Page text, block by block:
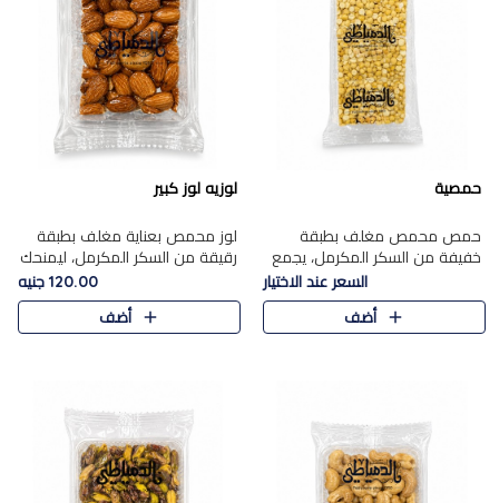
حمصية
حمص محمص مغلف بطبقة
خفيفة من السكر المكرمل، يجمع
بين القرمشة المميزة والطعم
الشرقي الأصيل في واحدة من أشهر
حلويات الموسم.
السعر عند الاختيار
أضف
لوزيه لوز كبير
لوز محمص بعناية مغلف بطبقة
رقيقة من السكر المكرمل، ليمنحك
قرمشة راقية ونكهة غنية تبرز
فخامة اللوز في كل قطعة.
120.00 جنيه
أضف